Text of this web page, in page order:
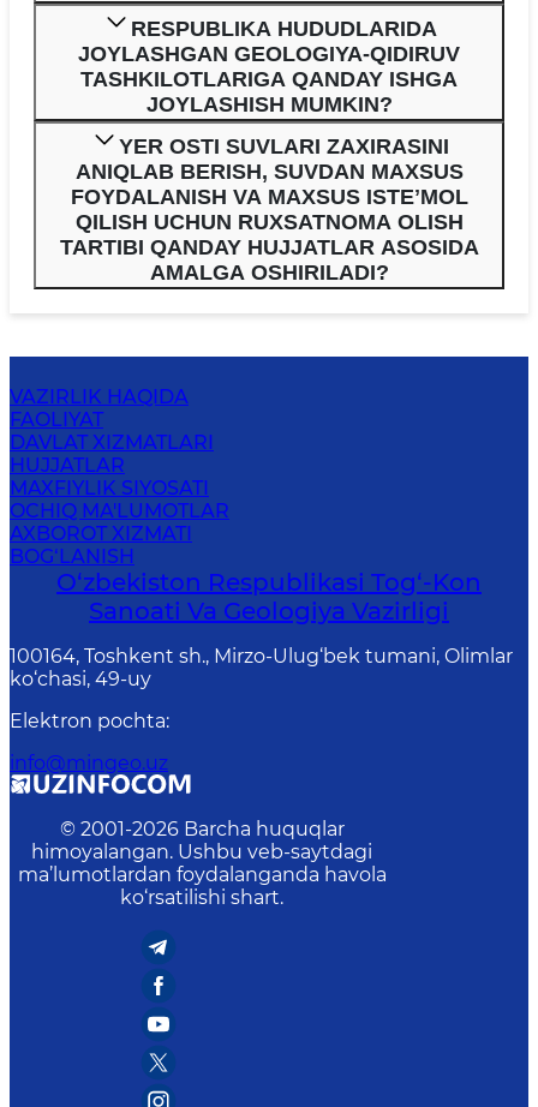
RESPUBLIKA HUDUDLARIDA
JOYLASHGAN GEOLOGIYA-QIDIRUV
TASHKILOTLARIGA QANDAY ISHGA
JOYLASHISH MUMKIN?
YER OSTI SUVLARI ZAXIRASINI
ANIQLAB BERISH, SUVDAN MAXSUS
FOYDALANISH VA MAXSUS ISTEʼMOL
QILISH UCHUN RUXSATNOMA OLISH
TARTIBI QANDAY HUJJATLAR ASOSIDA
AMALGA OSHIRILADI?
VAZIRLIK HAQIDA
FAOLIYAT
DAVLAT XIZMATLARI
HUJJATLAR
MAXFIYLIK SIYOSATI
OCHIQ MA'LUMOTLAR
AXBOROT XIZMATI
BOG‘LANISH
O‘zbekiston Respublikasi Tog‘-Kon
Sanoati Va Geologiya Vazirligi
100164, Toshkent sh., Mirzo-Ulug‘bek tumani, Olimlar
ko‘chasi, 49-uy
Elektron pochta:
info@mingeo.uz
© 2001-2026 Barcha huquqlar
himoyalangan. Ushbu veb-saytdagi
ma’lumotlardan foydalanganda havola
ko‘rsatilishi shart.